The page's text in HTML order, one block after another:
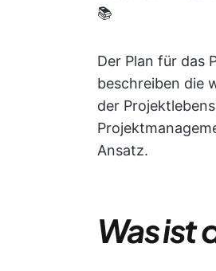
📚
Der Plan für das
beschreiben die
der
Ansatz.
Was ist